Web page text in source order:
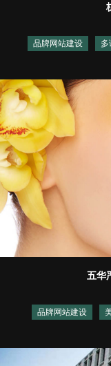
品牌网站建设 多
五华
品牌网站建设